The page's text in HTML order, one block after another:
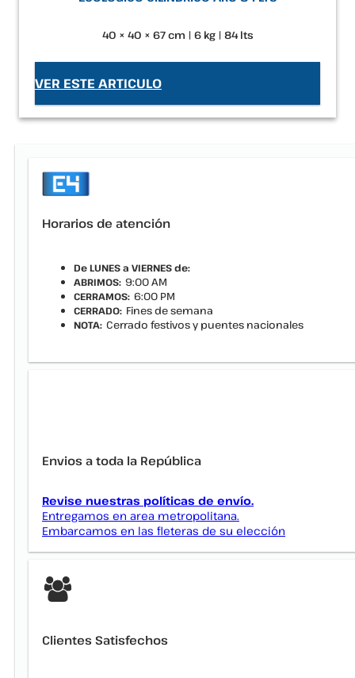
40 × 40 × 67 cm | 6 kg | 84 lts
VER ESTE ARTICULO
Horarios de atención
De LUNES a VIERNES de:
ABRIMOS: 9:00 AM
CERRAMOS: 6:00 PM
CERRADO: Fines de semana
NOTA: Cerrado festivos y puentes nacionales
Envios a toda la República
Revise nuestras políticas de envío.
Entregamos en area metropolitana.
Embarcamos en las fleteras de su elección
Clientes Satisfechos